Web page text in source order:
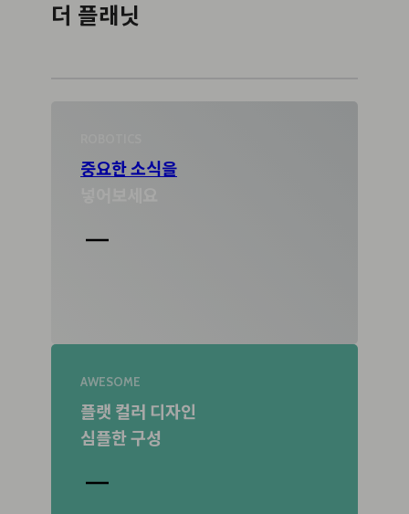
더 플래닛
중요한 소식을
AWESOME
플랫 컬러 디자인
심플한 구성